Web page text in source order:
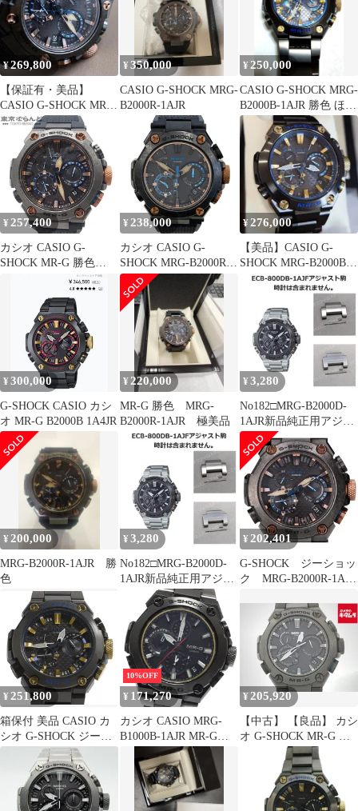
¥269,800
【保証有・美品】
CASIO G-SHOCK MRG-
B2000R-1AJR 勝色
¥350,000
CASIO G-SHOCK MRG-
B2000R-1AJR
¥ 250,000
CASIO G-SHOCK MRG-
B2000B-1AJR 勝色 ほぼ
新品
¥ 257,400
カシオ CASIO G-
SHOCK MR-G 勝色
MRG-B2000R-1AJR ブ
ラックxブロンズ チタ
ン ラバー Gショック
箱・保証書付き 腕時計
メンズ ソーラー電波
bluetooth 101859815
¥ 238,000
カシオ CASIO G-
SHOCK MRG-B2000R-
1AJR 腕時計 ブラック
文字盤 勝色(かちいろ)
チタン ソーラー電波 稼
働品 勝色 メンズ【中
古】
¥276,000
【美品】CASIO G-
SHOCK MRG-B2000B-
1AJR 勝色
¥300,000
G-SHOCK CASIO カシ
オ MR-G B2000B 1A4JR
¥ 220,000
MR-G 勝色 MRG-
B2000R-1AJR 極美品
¥ 3,280
No182□MRG-B2000D-
1AJR新品純正用アジャ
スト駒
¥ 200,000
MRG-B2000R-1AJR 勝
色
¥ 3,280
No182□MRG-B2000D-
1AJR新品純正用アジャ
スト駒
¥ 202,401
G-SHOCK ジーショッ
ク MRG-B2000R-1AJR
¥ 251,800
箱保付 美品 CASIO カ
シオ G-SHOCK ジーシ
ョック MR-G MRG-
B2000B-1AJR 勝色(かち
いろ) チタン 電波ソー
ラー メンズ
10%OFF
¥ 171,270
カシオ CASIO MRG-
B1000B-1AJR MR-G
Bluetooth ソーラー電波
メンズ _938315
¥205,920
【中古】 【良品】 カシ
オ G-SHOCK MR-G ブ
ラック MRG-B2000B-
1A1JR チタン